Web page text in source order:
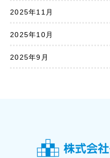
2025年11月
2025年10月
2025年9月